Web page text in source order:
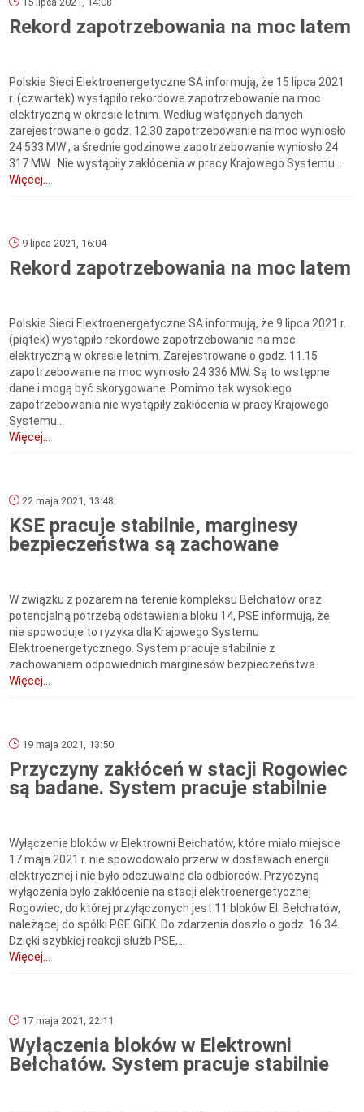
Rekord zapotrzebowania na moc latem
Polskie Sieci Elektroenergetyczne SA informują, że 15 lipca 2021
r. (czwartek) wystąpiło rekordowe zapotrzebowanie na moc
elektryczną w okresie letnim. Według wstępnych danych
zarejestrowane o godz. 12.30 zapotrzebowanie na moc wyniosło
24 533 MW , a średnie godzinowe zapotrzebowanie wyniosło 24
317 MW . Nie wystąpiły zakłócenia w pracy Krajowego Systemu...
Więcej...
9 lipca 2021, 16:04
Rekord zapotrzebowania na moc latem
Polskie Sieci Elektroenergetyczne SA informują, że 9 lipca 2021 r.
(piątek) wystąpiło rekordowe zapotrzebowanie na moc
elektryczną w okresie letnim. Zarejestrowane o godz. 11.15
zapotrzebowanie na moc wyniosło 24 336 MW. Są to wstępne
dane i mogą być skorygowane. Pomimo tak wysokiego
zapotrzebowania nie wystąpiły zakłócenia w pracy Krajowego
Systemu...
Więcej...
22 maja 2021, 13:48
KSE pracuje stabilnie, marginesy
bezpieczeństwa są zachowane
W związku z pożarem na terenie kompleksu Bełchatów oraz
potencjalną potrzebą odstawienia bloku 14, PSE informują, że
nie spowoduje to ryzyka dla Krajowego Systemu
Elektroenergetycznego. System pracuje stabilnie z
zachowaniem odpowiednich marginesów bezpieczeństwa.
Więcej...
19 maja 2021, 13:50
Przyczyny zakłóceń w stacji Rogowiec
są badane. System pracuje stabilnie
Wyłączenie bloków w Elektrowni Bełchatów, które miało miejsce
17 maja 2021 r. nie spowodowało przerw w dostawach energii
elektrycznej i nie było odczuwalne dla odbiorców. Przyczyną
wyłączenia było zakłócenie na stacji elektroenergetycznej
Rogowiec, do której przyłączonych jest 11 bloków El. Bełchatów,
należącej do spółki PGE GiEK. Do zdarzenia doszło o godz. 16:34.
Dzięki szybkiej reakcji służb PSE,...
Więcej...
17 maja 2021, 22:11
Wyłączenia bloków w Elektrowni
Bełchatów. System pracuje stabilnie